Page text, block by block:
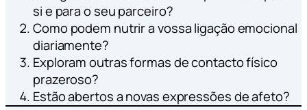
si e para o seu parceiro?
Como podem nutrir a vossa ligação emocional
diariamente?
Exploram outras formas de contacto físico
prazeroso?
Estão abertos a novas expressões de afeto?